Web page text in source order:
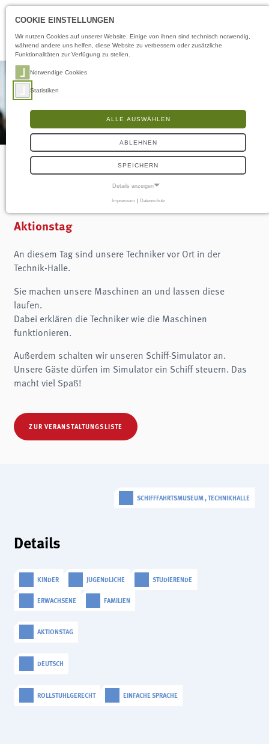
Öffnungszeiten
Techniksonntag
Aktionstag
An diesem Tag sind unsere Techniker vor Ort in der
Technik-Halle.
Sie machen unsere Maschinen an und lassen diese
laufen.
Dabei erklären die Techniker wie die Maschinen
funktionieren.
Außerdem schalten wir unseren Schiff-Simulator an.
Unsere Gäste dürfen im Simulator ein Schiff steuern. Das
macht viel Spaß!
ZUR VERANSTALTUNGSLISTE
SCHIFFFAHRTSMUSEUM , TECHNIKHALLE
Details
KINDER JUGENDLICHE STUDIERENDE
ERWACHSENE FAMILIEN
AKTIONSTAG
DEUTSCH
ROLLSTUHLGERECHT EINFACHE SPRACHE
COOKIE EINSTELLUNGEN
Wir nutzen Cookies auf unserer Website. Einige von ihnen sind technisch notwendig,
während andere uns helfen, diese Website zu verbessern oder zusätzliche
Funktionalitäten zur Verfügung zu stellen.
Notwendige Cookies
Statistiken
ALLE AUSWÄHLEN
ABLEHNEN
SPEICHERN
Details anzeigen
einwandfreie Funktion der Website erforderlich.
Name:
museen-flensburg.de
Login
Cookie Laufzeit:
Einverständnis-Cookie
analytics
Impressum | Datenschutz